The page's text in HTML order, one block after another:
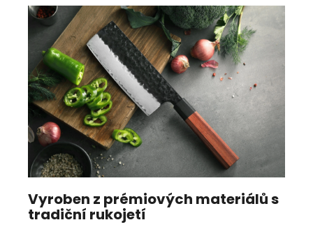
Vyroben z prémiových materiálů s
tradiční rukojetí